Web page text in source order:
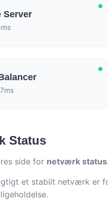
Server
Status
side for netværk status
et stabilt netværk er